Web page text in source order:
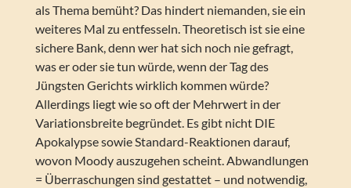
als Thema bemüht? Das hindert niemanden, sie ein
weiteres Mal zu entfesseln. Theoretisch ist sie eine
sichere Bank, denn wer hat sich noch nie gefragt,
was er oder sie tun würde, wenn der Tag des
Jüngsten Gerichts wirklich kommen würde?
Allerdings liegt wie so oft der Mehrwert in der
Variationsbreite begründet. Es gibt nicht DIE
Apokalypse sowie Standard-Reaktionen darauf,
wovon Moody auszugehen scheint. Abwandlungen
= Überraschungen sind gestattet – und notwendig,